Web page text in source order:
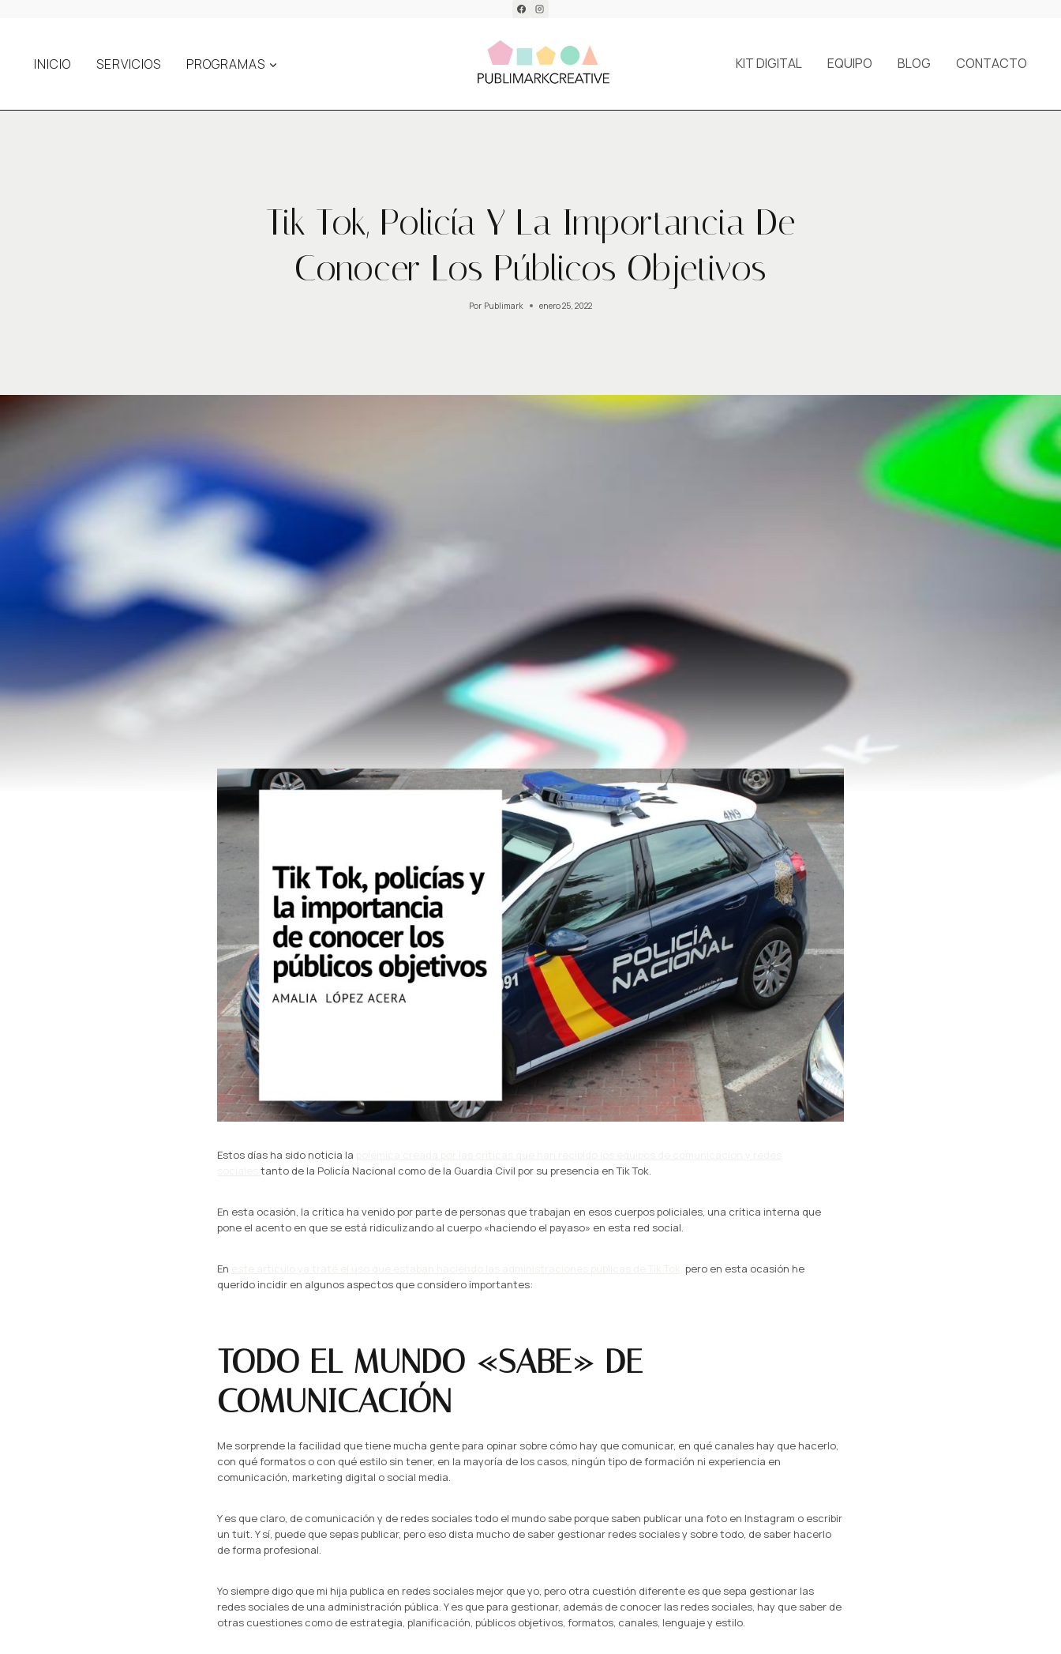
INICIO SERVICIOS PROGRAMAS KIT DIGITAL EQUIPO BLOG CONTACTO
Tik Tok, Policía Y La Importancia De
Conocer Los Públicos Objetivos
Por Publimark enero 25, 2022
Estos días ha sido noticia la
tanto de la Policía Nacional como de la Guardia Civil por su presencia en Tik Tok.
En esta ocasión, la crítica ha venido por parte de personas que trabajan en esos cuerpos policiales, una crítica interna que
pone el acento en que se está ridiculizando al cuerpo «haciendo el payaso» en esta red social.
En
pero en esta ocasión he
querido incidir en algunos aspectos que considero importantes:
TODO EL MUNDO «SABE» DE
COMUNICACIÓN
Me sorprende la facilidad que tiene mucha gente para opinar sobre cómo hay que comunicar, en qué canales hay que hacerlo,
con qué formatos o con qué estilo sin tener, en la mayoría de los casos, ningún tipo de formación ni experiencia en
comunicación, marketing digital o social media.
Y es que claro, de comunicación y de redes sociales todo el mundo sabe porque saben publicar una foto en Instagram o escribir
un tuit. Y sí, puede que sepas publicar, pero eso dista mucho de saber gestionar redes sociales y sobre todo, de saber hacerlo
de forma profesional.
Yo siempre digo que mi hija publica en redes sociales mejor que yo, pero otra cuestión diferente es que sepa gestionar las
redes sociales de una administración pública. Y es que para gestionar, además de conocer las redes sociales, hay que saber de
otras cuestiones como de estrategia, planificación, públicos objetivos, formatos, canales, lenguaje y estilo.